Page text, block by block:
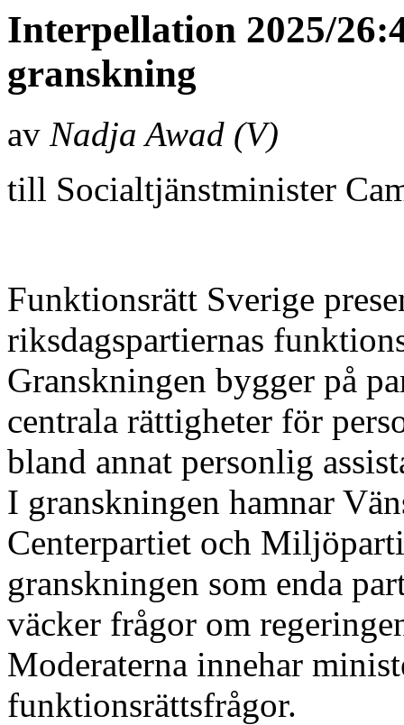
Interpellation 2025/
granskning
av Nadja Awad (V)
till Socialtjänstminister
Funktionsrätt Sverige
riksdagspartiernas
Granskningen bygger på
centrala rättigheter för
bland annat personlig
I granskningen hamnar
Centerpartiet och
granskningen som enda
väcker frågor om
Moderaterna innehar
funktionsrättsfrågor.